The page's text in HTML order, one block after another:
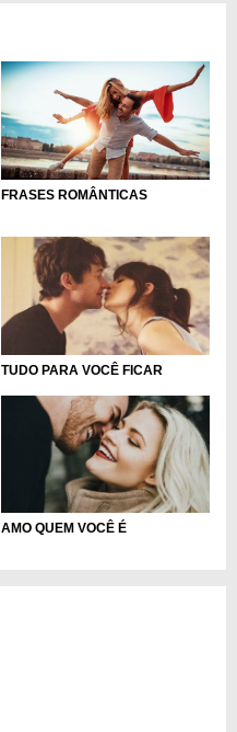
FRASES ROMÂNTICAS
TUDO PARA VOCÊ FICAR
AMO QUEM VOCÊ É